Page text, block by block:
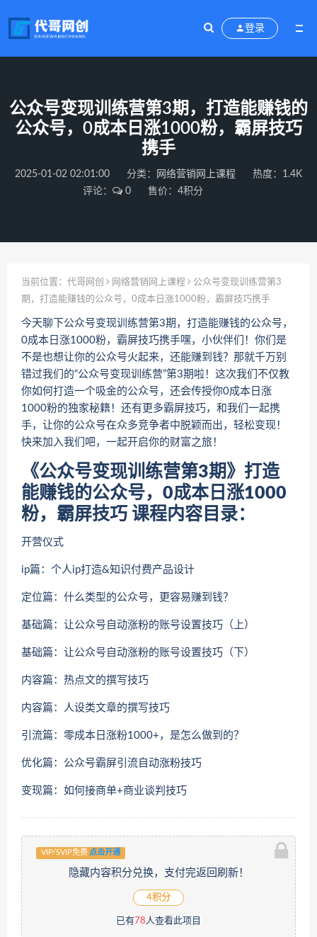
登录
公众号变现训练营第3期，打造能赚钱的
公众号，0成本日涨1000粉，霸屏技巧
携手
2025-01-02 02:01:00 分类： 网络营销网上课程
热度：1.4K
评论：
0 售价：4积分
当前位置： 代哥网创 网络营销网上课程
公众号变现训练营第3
期，打造能赚钱的公众号，0成本日涨1000粉，霸屏技巧携手
今天聊下公众号变现训练营第3期，打造能赚钱的公众号，
0成本日涨1000粉，霸屏技巧携手嘿，小伙伴们！你们是
不是也想让你的公众号火起来，还能赚到钱？那就千万别
错过我们的“公众号变现训练营”第3期啦！这次我们不仅教
你如何打造一个吸金的公众号，还会传授你0成本日涨
1000粉的独家秘籍！还有更多霸屏技巧，和我们一起携
手，让你的公众号在众多竞争者中脱颖而出，轻松变现！
快来加入我们吧，一起开启你的财富之旅！
《公众号变现训练营第3期》打造
能赚钱的公众号，0成本日涨1000
粉，霸屏技巧 课程内容目录：
开营仪式
ip篇：个人ip打造&知识付费产品设计
定位篇：什么类型的公众号，更容易赚到钱？
基础篇：让公众号自动涨粉的账号设置技巧（上）
基础篇：让公众号自动涨粉的账号设置技巧（下）
内容篇：热点文的撰写技巧
内容篇：人设类文章的撰写技巧
引流篇：零成本日涨粉1000+，是怎么做到的？
优化篇：公众号霸屏引流自动涨粉技巧
变现篇：如何接商单+商业谈判技巧
VIP/SVIP免费 点击开通
隐藏内容积分兑换，支付完返回刷新！
4积分
已有78人查看此项目